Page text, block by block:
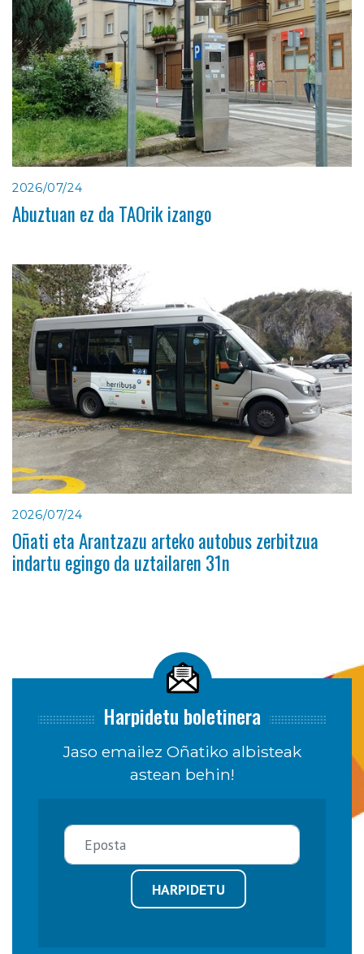
2026/07/24
Abuztuan ez da TAOrik izango
2026/07/24
Oñati eta Arantzazu arteko autobus zerbitzua
indartu egingo da uztailaren 31n
Harpidetu boletinera
Jaso emailez Oñatiko albisteak
astean behin!
HARPIDETU